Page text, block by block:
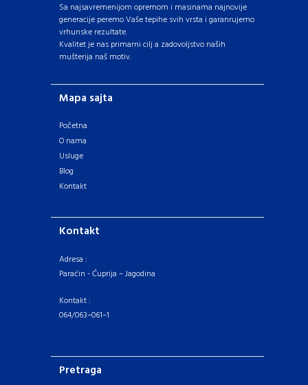
Sa najsavremenijom opremom i masinama najnovije
generacije peremo Vaše tepihe svih vrsta i garanrujemo
vrhunske rezultate.
Kvalitet je nas primarni cilj a zadovoljstvo naših
mušterija naš motiv.
Mapa sajta
Početna
O nama
Usluge
Blog
Kontakt
Kontakt
Adresa :
Paraćin - Ćuprija – Jagodina
Kontakt :
064/063–061–1
Pretraga